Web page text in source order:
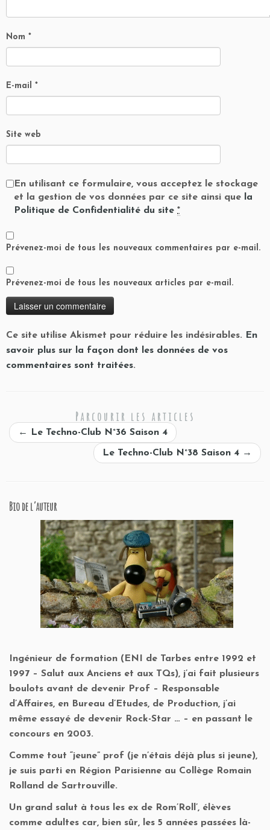
Nom *
E-mail *
Site web
En utilisant ce formulaire, vous acceptez le stockage
et la gestion de vos données par ce site ainsi que
la
Politique de Confidentialité du site *
Prévenez-moi de tous les nouveaux commentaires par e-mail.
Prévenez-moi de tous les nouveaux articles par e-mail.
Ce site utilise Akismet pour réduire les indésirables.
En
savoir plus sur la façon dont les données de vos
commentaires sont traitées.
Parcourir les articles
← Le Techno-Club N°36 Saison 4
Le Techno-Club N°38 Saison 4 →
Bio de l’auteur
Ingénieur de formation (ENI de Tarbes entre 1992 et
1997 – Salut aux Anciens et aux TQs), j’ai fait plusieurs
boulots avant de devenir Prof – Responsable
d’Affaires, en Bureau d’Etudes, de Production, j’ai
même essayé de devenir Rock-Star … – en passant le
concours en 2003.
Comme tout “jeune” prof (je n’étais déjà plus si jeune),
je suis parti en Région Parisienne au Collège Romain
Rolland de Sartrouville.
Un grand salut à tous les ex de Rom’Roll’, élèves
comme adultes car, bien sûr, les 5 années passées là-